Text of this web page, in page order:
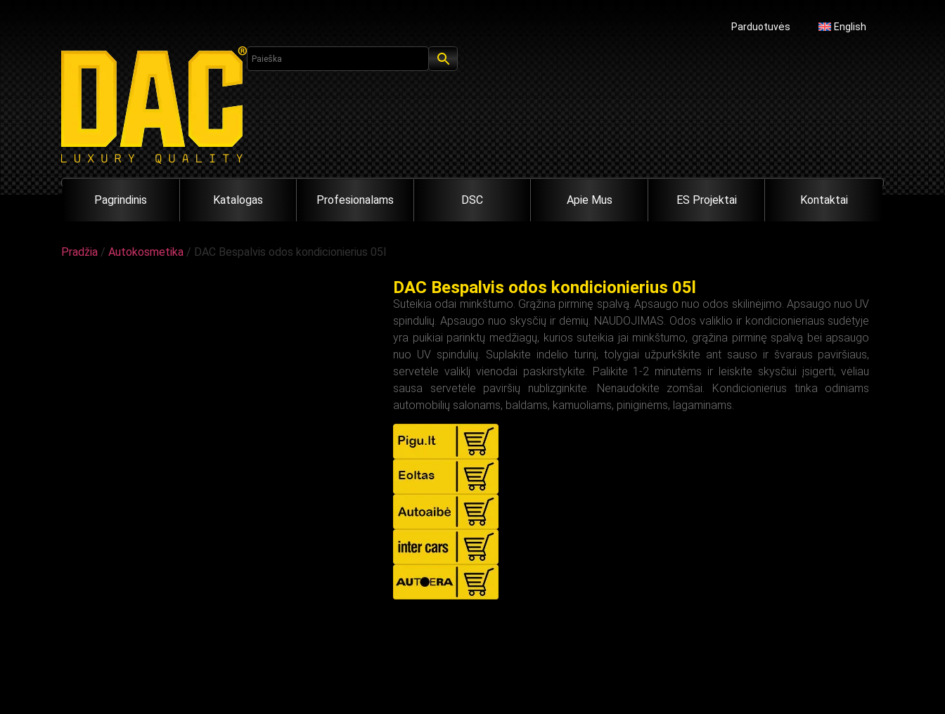
Parduotuvės English
Pagrindinis Katalogas Profesionalams DSC Apie Mus ES Projektai Kontaktai
Pradžia / Autokosmetika / DAC Bespalvis odos kondicionierius 05l
DAC Bespalvis odos kondicionierius 05l
Suteikia odai minkštumo. Grąžina pirminę spalvą. Apsaugo nuo odos skilinėjimo. Apsaugo nuo UV
spindulių. Apsaugo nuo skysčių ir dėmių. NAUDOJIMAS. Odos valiklio ir kondicionieriaus sudėtyje
yra puikiai parinktų medžiagų, kurios suteikia jai minkštumo, grąžina pirminę spalvą bei apsaugo
nuo UV spindulių. Suplakite indelio turinį, tolygiai užpurkškite ant sauso ir švaraus paviršiaus,
servetėle valiklį vienodai paskirstykite. Palikite 1-2 minutėms ir leiskite skysčiui įsigerti, vėliau
sausa servetėle paviršių nublizginkite. Nenaudokite zomšai. Kondicionierius tinka odiniams
automobilių salonams, baldams, kamuoliams, piniginėms, lagaminams.